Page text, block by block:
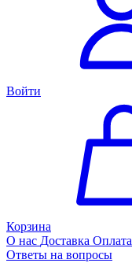
Войти
Корзина
О нас Доставка Оплата
Ответы на вопросы